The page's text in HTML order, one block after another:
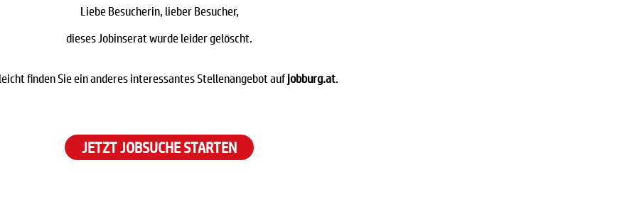
Liebe Besucherin, lieber Besucher,
dieses Jobinserat wurde leider gelöscht.
finden Sie ein anderes interessantes Stellenangebot aufjobburg.at.
JETZT JOBSUCHE STARTEN